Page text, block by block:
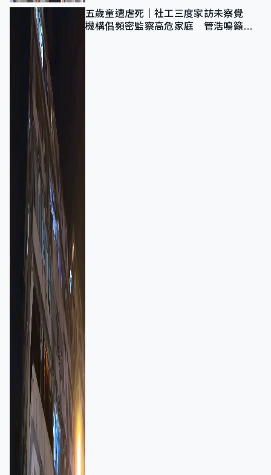
五歲童遭虐死｜社工三度家訪未察覺
機構倡頻密監察高危家庭 管浩鳴籲加